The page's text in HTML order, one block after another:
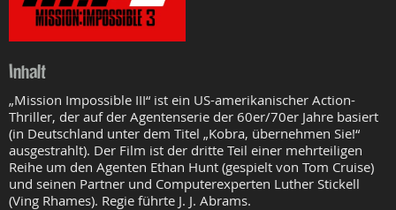
Inhalt
„Mission Impossible III“ ist ein US-amerikanischer Action-
Thriller, der auf der Agentenserie der 60er/70er Jahre basiert
(in Deutschland unter dem Titel „Kobra, übernehmen Sie!“
ausgestrahlt). Der Film ist der dritte Teil einer mehrteiligen
Reihe um den Agenten Ethan Hunt (gespielt von Tom Cruise)
und seinen Partner und Computerexperten Luther Stickell
(Ving Rhames). Regie führte J. J. Abrams.